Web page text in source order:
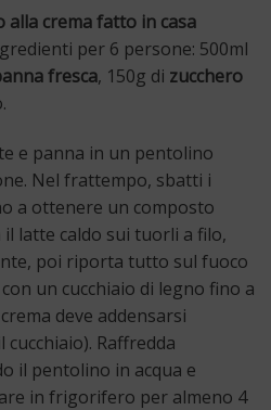
alla crema fatto in casa
per 6 persone: 500ml
fresca, 150g di zucchero
e panna in un pentolino
Nel frattempo, sbatti i
a ottenere un composto
latte caldo sui tuorli a filo,
poi riporta tutto sul fuoco
un cucchiaio di legno fino a
deve addensarsi
Raffredda
il pentolino in acqua e
in frigorifero per almeno 4